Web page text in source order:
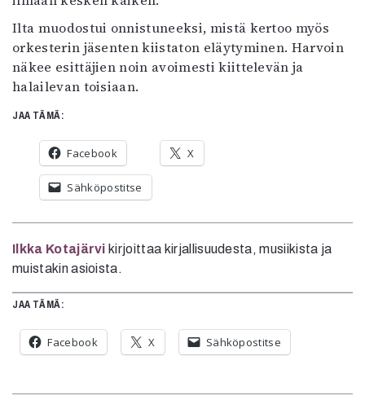
Ilta muodostui onnistuneeksi, mistä kertoo myös
orkesterin jäsenten kiistaton eläytyminen. Harvoin
näkee esittäjien noin avoimesti kiittelevän ja
halailevan toisiaan.
JAA TÄMÄ:
Facebook X
Sähköpostitse
Ilkka Kotajärvi kirjoittaa kirjallisuudesta, musiikista ja
muistakin asioista.
JAA TÄMÄ:
Facebook X Sähköpostitse